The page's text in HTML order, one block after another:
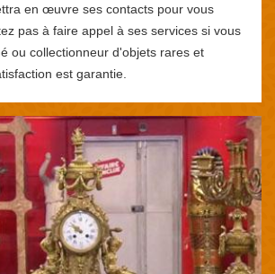
en œuvre ses contacts pour vous
pas à faire appel à ses services si vous
ou collectionneur d'objets rares et
est garantie.